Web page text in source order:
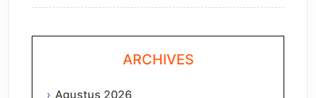
ARCHIVES
Agustus 2026